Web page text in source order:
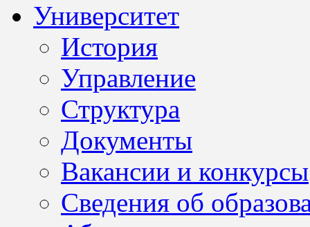
Университет
История
Управление
Структура
Документы
Вакансии и конкурсы
Сведения об